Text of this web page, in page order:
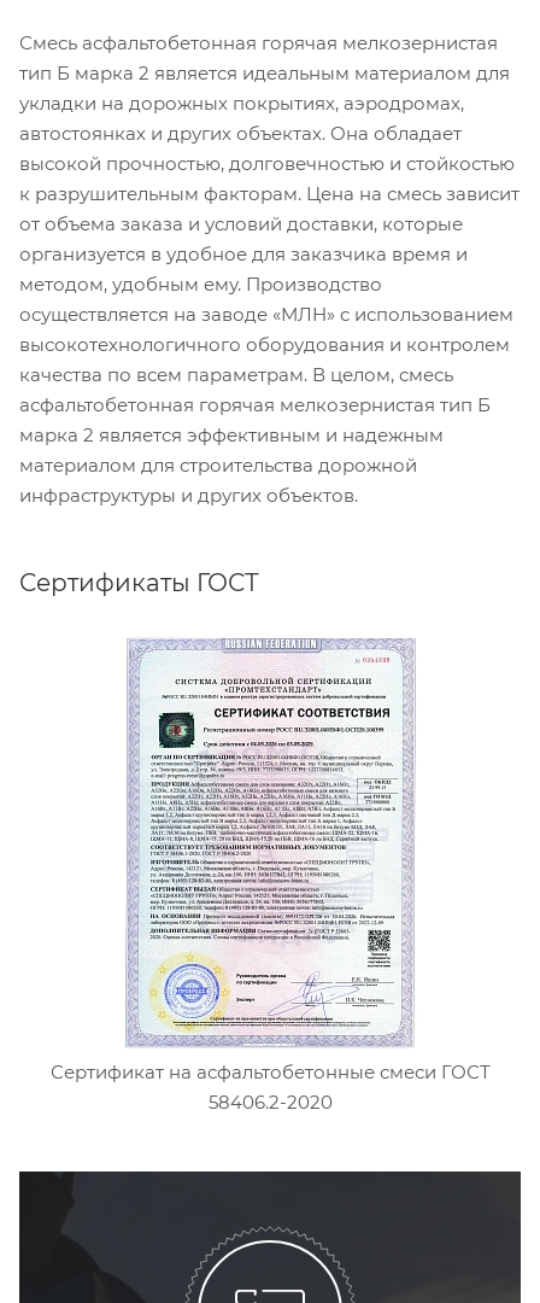
Смесь асфальтобетонная горячая мелкозернистая
тип Б марка 2 является идеальным материалом для
укладки на дорожных покрытиях, аэродромах,
автостоянках и других объектах. Она обладает
высокой прочностью, долговечностью и стойкостью
к разрушительным факторам. Цена на смесь зависит
от объема заказа и условий доставки, которые
организуется в удобное для заказчика время и
методом, удобным ему. Производство
осуществляется на заводе «МЛН» с использованием
высокотехнологичного оборудования и контролем
качества по всем параметрам. В целом, смесь
асфальтобетонная горячая мелкозернистая тип Б
марка 2 является эффективным и надежным
материалом для строительства дорожной
инфраструктуры и других объектов.
Сертификаты ГОСТ
Сертификат на асфальтобетонные смеси ГОСТ
58406.2-2020